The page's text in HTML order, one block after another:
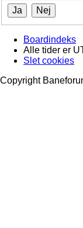
Boardindeks
Alle tider er
Slet cookies
Copyright